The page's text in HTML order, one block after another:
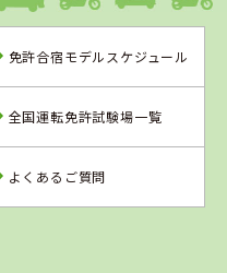
予 約
校
免許合宿モデルスケジュール
全国運転免許試験場一覧
よくあるご質問